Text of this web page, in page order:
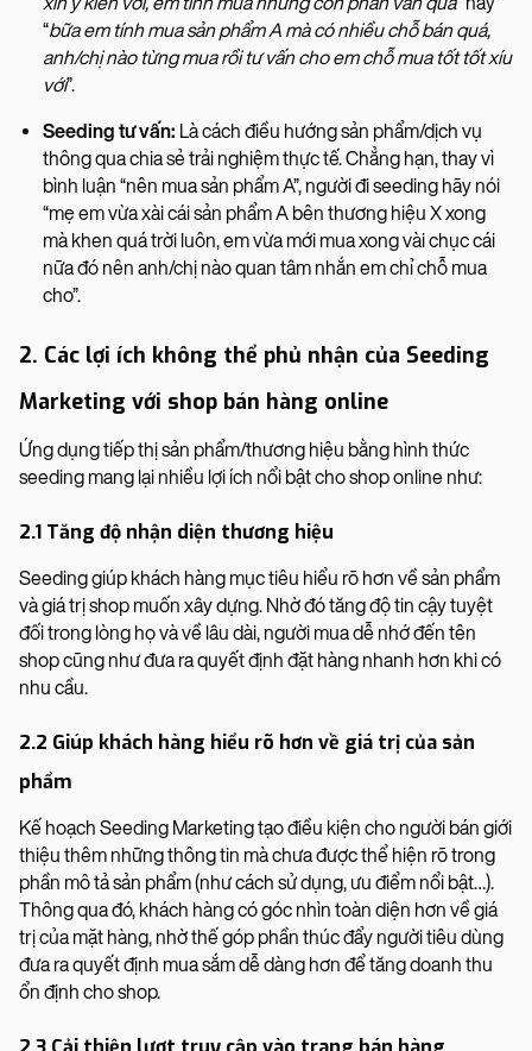
“bữa em tính mua sản phẩm A mà có nhiều chỗ bán quá,
anh/chị nào từng mua rồi tư vấn cho em chỗ mua tốt tốt xíu
với”.
Seeding tư vấn: Là cách điều hướng sản phẩm/dịch vụ
thông qua chia sẻ trải nghiệm thực tế. Chẳng hạn, thay vì
bình luận “nên mua sản phẩm A”, người đi seeding hãy nói
“mẹ em vừa xài cái sản phẩm A bên thương hiệu X xong
mà khen quá trời luôn, em vừa mới mua xong vài chục cái
nữa đó nên anh/chị nào quan tâm nhắn em chỉ chỗ mua
cho”.
2. Các lợi ích không thể phủ nhận của Seeding
Marketing với shop bán hàng online
Ứng dụng tiếp thị sản phẩm/thương hiệu bằng hình thức
seeding mang lại nhiều lợi ích nổi bật cho shop online như:
2.1 Tăng độ nhận diện thương hiệu
Seeding giúp khách hàng mục tiêu hiểu rõ hơn về sản phẩm
và giá trị shop muốn xây dựng. Nhờ đó tăng độ tin cậy tuyệt
đối trong lòng họ và về lâu dài, người mua dễ nhớ đến tên
shop cũng như đưa ra quyết định đặt hàng nhanh hơn khi có
nhu cầu.
2.2 Giúp khách hàng hiểu rõ hơn về giá trị của sản
phẩm
Kế hoạch Seeding Marketing tạo điều kiện cho người bán giới
thiệu thêm những thông tin mà chưa được thể hiện rõ trong
phần mô tả sản phẩm (như cách sử dụng, ưu điểm nổi bật…).
Thông qua đó, khách hàng có góc nhìn toàn diện hơn về giá
trị của mặt hàng, nhờ thế góp phần thúc đẩy người tiêu dùng
đưa ra quyết định mua sắm dễ dàng hơn để tăng doanh thu
ổn định cho shop.